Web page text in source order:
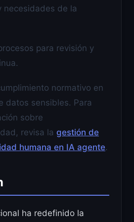
necesidades de la
para revisión y
normativo en
datos sensibles. Para
sobre
revisa la gestión de
humana en IA agente.
ha redefinido la